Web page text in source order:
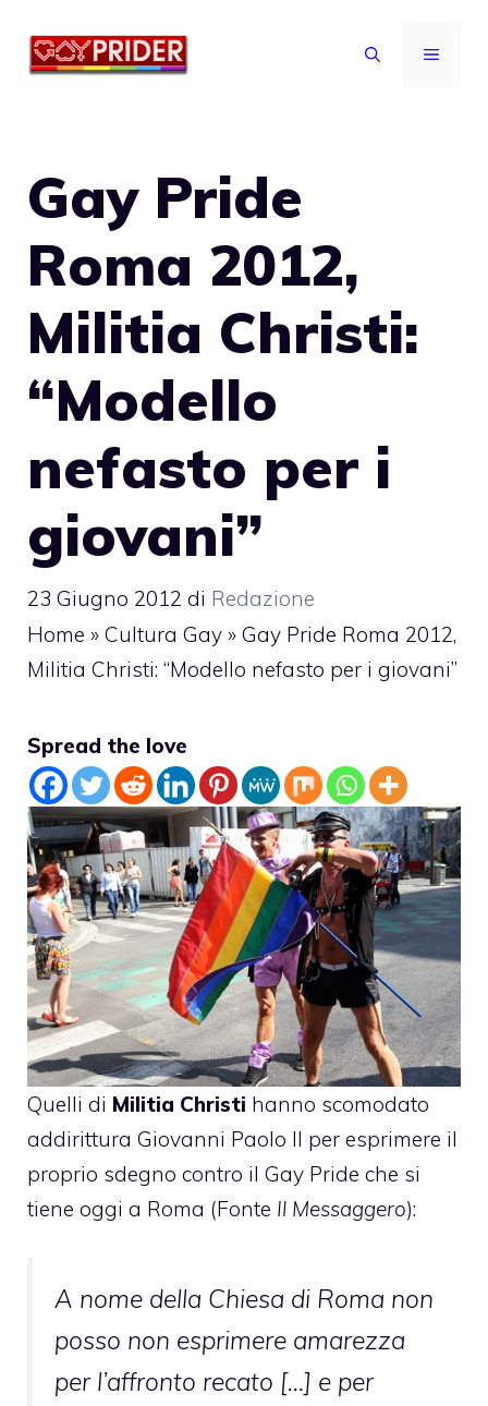
MENU
Gay Pride
Roma 2012,
Militia Christi:
“Modello
nefasto per i
giovani”
23 Giugno 2012 di Redazione
Home » Cultura Gay » Gay Pride Roma 2012,
Militia Christi: “Modello nefasto per i giovani”
Spread the love
Quelli di Militia Christi hanno scomodato
addirittura Giovanni Paolo II per esprimere il
proprio sdegno contro il Gay Pride che si
tiene oggi a Roma (Fonte Il Messaggero):
A nome della Chiesa di Roma non
posso non esprimere amarezza
per l’affronto recato […] e per